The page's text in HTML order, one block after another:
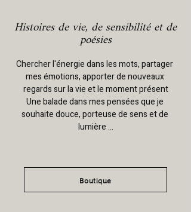
Histoires de vie, de sensibilité et de
poésies
Chercher l'énergie dans les mots, partager
mes émotions, apporter de nouveaux
regards sur la vie et le moment présent
Une balade dans mes pensées que je
souhaite douce, porteuse de sens et de
lumière ...
Boutique